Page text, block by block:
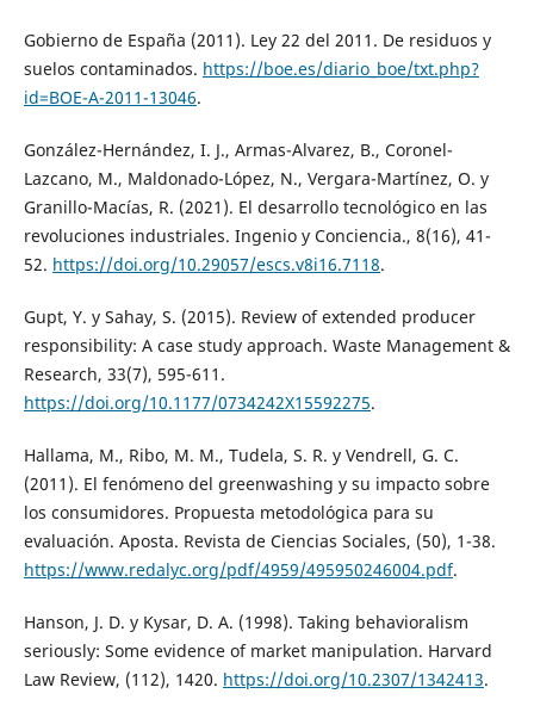
Gobierno de España (2011). Ley 22 del 2011. De residuos y
suelos contaminados. https://boe.es/diario_boe/txt.php?
id=BOE-A-2011-13046.
González-Hernández, I. J., Armas-Alvarez, B., Coronel-
Lazcano, M., Maldonado-López, N., Vergara-Martínez, O. y
Granillo-Macías, R. (2021). El desarrollo tecnológico en las
revoluciones industriales. Ingenio y Conciencia., 8(16), 41-
52. https://doi.org/10.29057/escs.v8i16.7118.
Gupt, Y. y Sahay, S. (2015). Review of extended producer
responsibility: A case study approach. Waste Management &
Research, 33(7), 595-611.
https://doi.org/10.1177/0734242X15592275.
Hallama, M., Ribo, M. M., Tudela, S. R. y Vendrell, G. C.
(2011). El fenómeno del greenwashing y su impacto sobre
los consumidores. Propuesta metodológica para su
evaluación. Aposta. Revista de Ciencias Sociales, (50), 1-38.
https://www.redalyc.org/pdf/4959/495950246004.pdf.
Hanson, J. D. y Kysar, D. A. (1998). Taking behavioralism
seriously: Some evidence of market manipulation. Harvard
Law Review, (112), 1420. https://doi.org/10.2307/1342413.